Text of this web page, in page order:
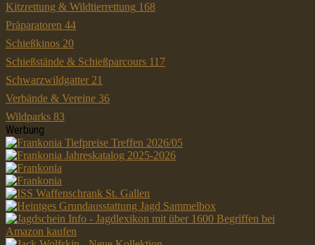
Kitzrettung & Wildtierrettung 168
Präparatoren 44
Schießkinos 20
Schießstände & Schießparcours 117
Schwarzwildgatter 21
Verbände & Vereine 36
Wildparks 83
Werbung